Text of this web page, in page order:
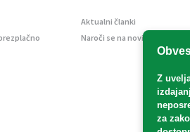
Z
za
Aktualni članki
Naroči se na novice